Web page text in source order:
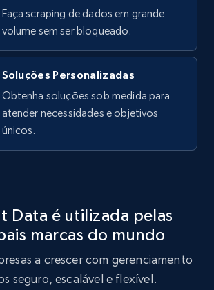
- discovery by category url
id, Product name, Price,
208+ Comece grátis
149+ Comece grátis
Faça scraping de dados em grande
volume sem ser bloqueado.
Soluções Personalizadas
Obtenha soluções sob medida para
atender necessidades e objetivos
únicos.
Data é utilizada pelas
marcas do mundo
a crescer com gerenciamento
seguro, escalável e flexível.